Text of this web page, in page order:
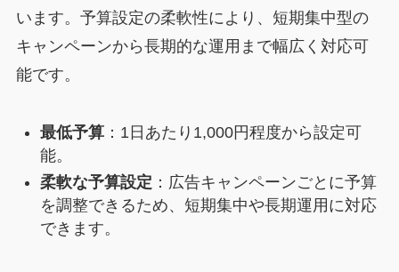
います。予算設定の柔軟性により、短期集中型の
キャンペーンから長期的な運用まで幅広く対応可
能です。
最低予算：1日あたり1,000円程度から設定可
能。
柔軟な予算設定 ：広告キャンペーンごとに予算
を調整できるため、短期集中や長期運用に対応
できます。